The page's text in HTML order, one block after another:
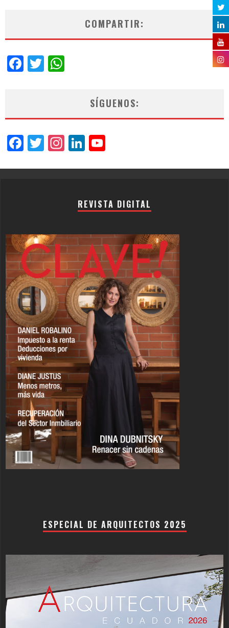
COMPARTIR:
Facebook
Twitter
SÍGUENOS:
Facebook
Twitter
Instagram
LinkedIn
REVISTA DIGITAL
ESPECIAL DE ARQUITECTOS 2025